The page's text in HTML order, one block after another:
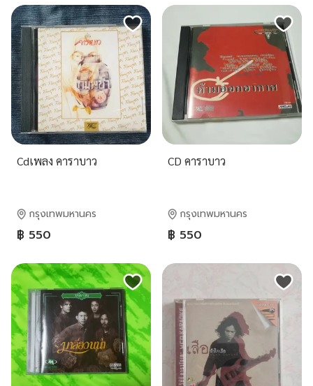
Cdเพลง คาราบาว
กรุงเทพมหานคร
฿ 550
CD คาราบาว
กรุงเทพมหานคร
฿ 550